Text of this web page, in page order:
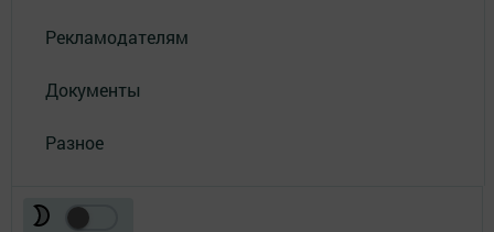
Рекламодателям
Документы
Разное